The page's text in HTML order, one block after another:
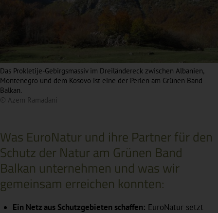
Das Prokletije-Gebirgsmassiv im Dreiländereck zwischen Albanien,
Montenegro und dem Kosovo ist eine der Perlen am Grünen Band
Balkan.
© Azem Ramadani
Was EuroNatur und ihre Partner für den
Schutz der Natur am Grünen Band
Balkan unternehmen und was wir
gemeinsam erreichen konnten:
Ein Netz aus Schutzgebieten schaffen: EuroNatur setzt